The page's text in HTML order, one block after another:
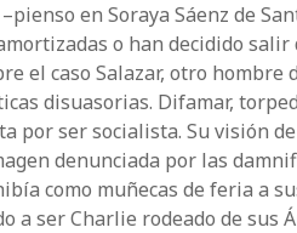
en Soraya Sáenz de
o han decidido salir
el caso Salazar, otro hombre
disuasorias. Difamar,
por ser socialista. Su visión
denunciada por las
como muñecas de feria a
a ser Charlie rodeado de sus